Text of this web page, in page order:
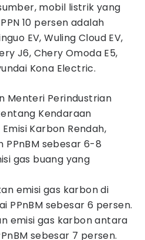
mobil listrik yang
10 persen adalah
EV, Wuling Cloud EV,
J6, Chery Omoda E5,
Kona Electric.
Menteri Perindustrian
Kendaraan
Karbon Rendah,
PPnBM sebesar 6-8
gas buang yang
emisi gas karbon di
PPnBM sebesar 6 persen.
emisi gas karbon antara
sebesar 7 persen.